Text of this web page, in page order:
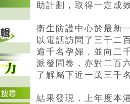
助計劃，取得一定成
衞生防護中心於最新
以電話訪問了三千二
逾千名孕婦，並向二
派發問卷，亦對二百
了解屬下近一萬三千
結果發現，上年度本